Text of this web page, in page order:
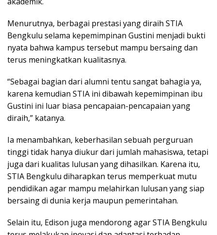
Menurutnya, berbagai prestasi yang diraih STIA
Bengkulu selama kepemimpinan Gustini menjadi bukti
nyata bahwa kampus tersebut mampu bersaing dan
terus meningkatkan kualitasnya.
“Sebagai bagian dari alumni tentu sangat bahagia ya,
karena kemudian STIA ini dibawah kepemimpinan ibu
Gustini ini luar biasa pencapaian-pencapaian yang
diraih,” katanya.
Ia menambahkan, keberhasilan sebuah perguruan
tinggi tidak hanya diukur dari jumlah mahasiswa, tetapi
juga dari kualitas lulusan yang dihasilkan. Karena itu,
STIA Bengkulu diharapkan terus memperkuat mutu
pendidikan agar mampu melahirkan lulusan yang siap
bersaing di dunia kerja maupun pemerintahan.
Selain itu, Edison juga mendorong agar STIA Bengkulu